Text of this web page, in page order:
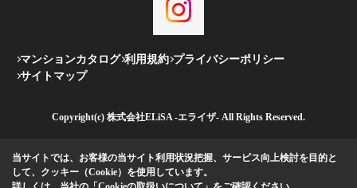
マンションカタログ 利用規約 プライバシーポリシー
サイトマップ
Copyright(c) 株式会社ELiSA -エライザ- All Rights Reserved.
当サイトでは、お客様の当サイト利用状況把握、サービス向上検討を目的と
して、クッキー（Cookie）を使用しています。